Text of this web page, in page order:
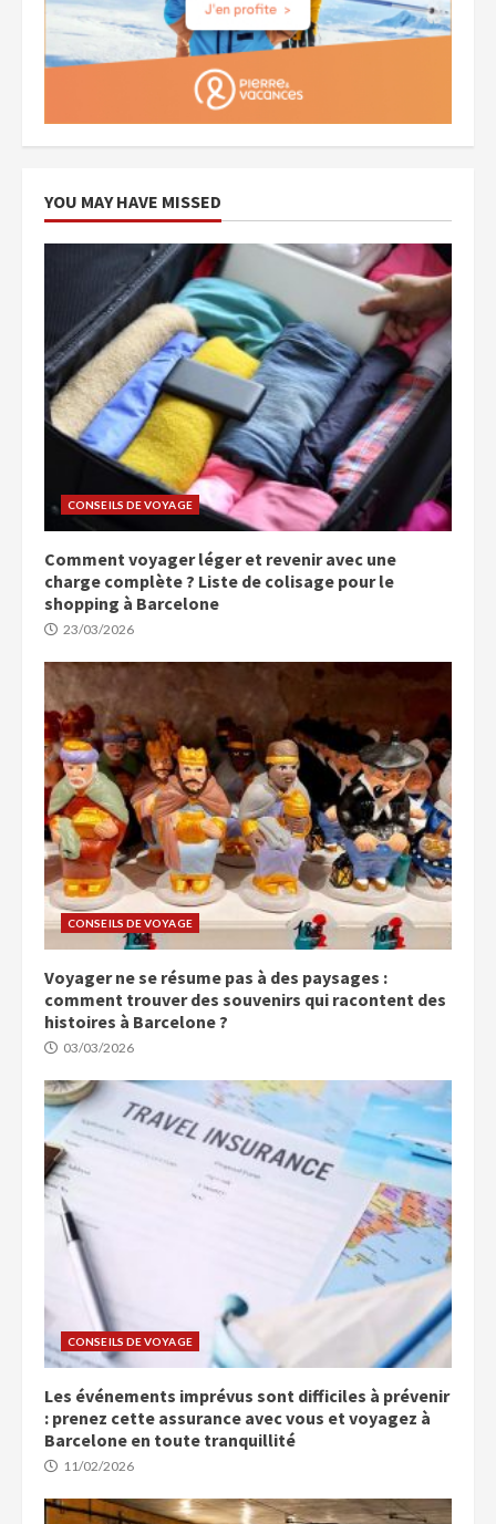
YOU MAY HAVE MISSED
CONSEILS DE VOYAGE
Comment voyager léger et revenir avec une
charge complète ? Liste de colisage pour le
shopping à Barcelone
23/03/2026
CONSEILS DE VOYAGE
Voyager ne se résume pas à des paysages :
comment trouver des souvenirs qui racontent des
histoires à Barcelone ?
03/03/2026
CONSEILS DE VOYAGE
Les événements imprévus sont difficiles à prévenir
: prenez cette assurance avec vous et voyagez à
Barcelone en toute tranquillité
11/02/2026